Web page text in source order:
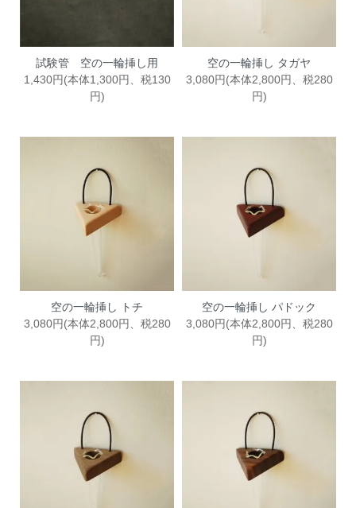
試験管 空の一輪挿し用
1,430円(本体1,300円、税130
円)
空の一輪挿し タガヤ
3,080円(本体2,800円、税280
円)
空の一輪挿し トチ
3,080円(本体2,800円、税280
円)
空の一輪挿し パドック
3,080円(本体2,800円、税280
円)